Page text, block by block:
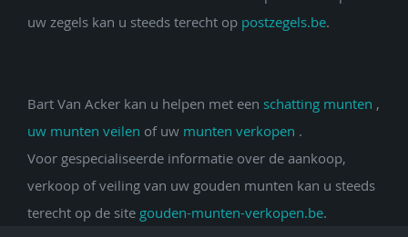
uw zegels kan u steeds terecht op postzegels.be.
Bart Van Acker kan u helpen met een schatting munten ,
uw munten veilen of uw munten verkopen .
Voor gespecialiseerde informatie over de aankoop,
verkoop of veiling van uw gouden munten kan u steeds
terecht op de site gouden-munten-verkopen.be.